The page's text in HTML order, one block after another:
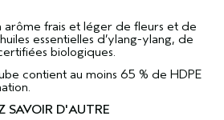
arôme frais et léger de fleurs et de
essentielles d’ylang-ylang, de
biologiques.
contient au moins 65 % de HDPE
SAVOIR D'AUTRE